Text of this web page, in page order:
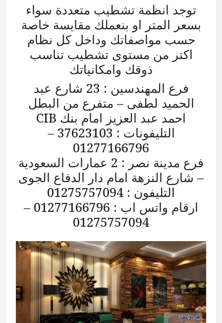
توجد انظمة تشطيب متعددة سواء
بسعر المتر او بنعملك مقايسة خاصة
حسب مواصفاتك وداخل كل نظام
اكتر من مستوى تشطيب تناسب
ذوقك وامكانياتك
فرع المهندسين : 23 شارع عبد
الحميد لطفى – متفرع من البطل
احمد عبد العزيز امام بنك CIB
التليفونات : 37623103 –
01277166796
فرع مدينة نصر : 2 عمارات السعودية
– شارع النزهة امام دار الدفاع الجوى
التليفون : 01275757094
ارقام واتس اب : 01277166796 –
01275757094